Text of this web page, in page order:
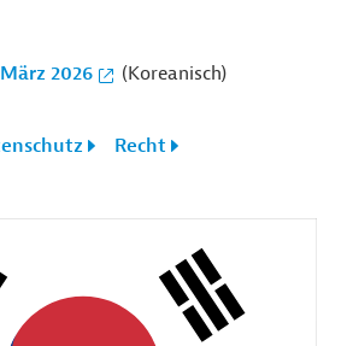
März 2026
(Koreanisch)
Recht